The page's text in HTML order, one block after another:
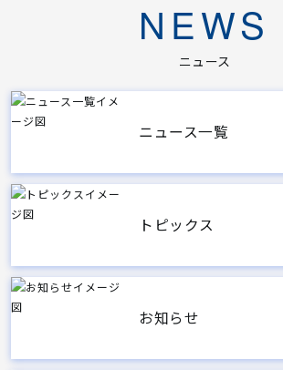
NEWS
ニュース
ニュース一覧
トピックス
お知らせ